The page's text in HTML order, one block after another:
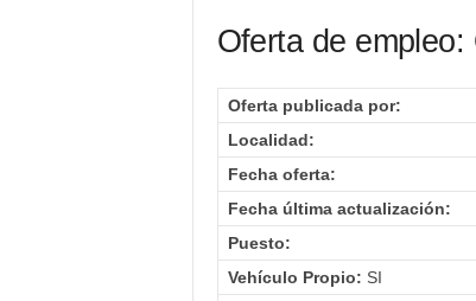
Oferta de empleo:
Oferta publicada por:
Localidad:
Fecha oferta:
Fecha última actualización:
Puesto:
Vehículo Propio: SI